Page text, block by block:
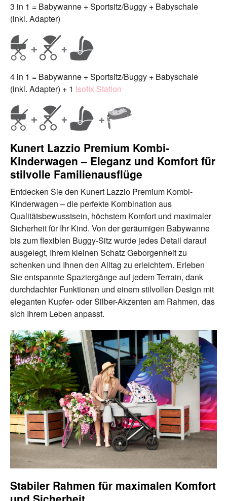
3 in 1 = Babywanne + Sportsitz/Buggy + Babyschale
(inkl. Adapter)
4 in 1 = Babywanne + Sportsitz/Buggy + Babyschale
(inkl. Adapter) + 1 Isofix Station
Kunert Lazzio Premium Kombi-
Kinderwagen – Eleganz und Komfort für
stilvolle Familienausflüge
Entdecken Sie den Kunert Lazzio Premium Kombi-
Kinderwagen – die perfekte Kombination aus
Qualitätsbewusstsein, höchstem Komfort und maximaler
Sicherheit für Ihr Kind. Von der geräumigen Babywanne
bis zum flexiblen Buggy-Sitz wurde jedes Detail darauf
ausgelegt, Ihrem kleinen Schatz Geborgenheit zu
schenken und Ihnen den Alltag zu erleichtern. Erleben
Sie entspannte Spaziergänge auf jedem Terrain, dank
durchdachter Funktionen und einem stilvollen Design mit
eleganten Kupfer- oder Silber-Akzenten am Rahmen, das
sich Ihrem Leben anpasst.
Stabiler Rahmen für maximalen Komfort